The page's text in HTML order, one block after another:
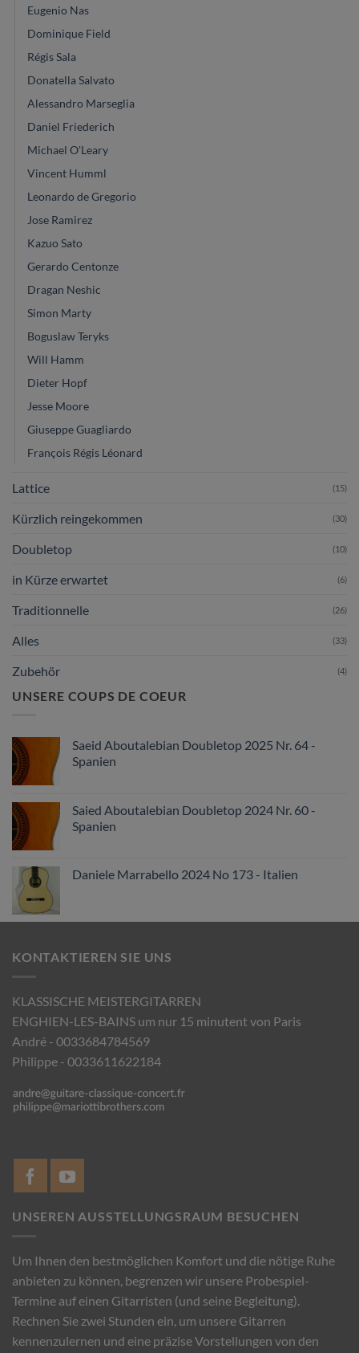
Eugenio Nas
Dominique Field
Régis Sala
Donatella Salvato
Alessandro Marseglia
Daniel Friederich
Michael O'Leary
Vincent Humml
Leonardo de Gregorio
Jose Ramirez
Kazuo Sato
Gerardo Centonze
Dragan Neshic
Simon Marty
Boguslaw Teryks
Will Hamm
Dieter Hopf
Jesse Moore
Giuseppe Guagliardo
François Régis Léonard
Lattice (15)
Kürzlich reingekommen (30)
Doubletop (10)
in Kürze erwartet (6)
Traditionnelle (26)
Alles (33)
Zubehör (4)
UNSERE COUPS DE COEUR
Saeid Aboutalebian Doubletop 2025 Nr. 64 -
Spanien
Saied Aboutalebian Doubletop 2024 Nr. 60 -
Spanien
Daniele Marrabello 2024 No 173 - Italien
KONTAKTIEREN SIE UNS
KLASSISCHE MEISTERGITARREN
ENGHIEN-LES-BAINS um nur 15 minutent von Paris
André - 0033684784569
Philippe - 0033611622184
UNSEREN AUSSTELLUNGSRAUM BESUCHEN
Um Ihnen den bestmöglichen Komfort und die nötige Ruhe
anbieten zu können, begrenzen wir unsere Probespiel-
Termine auf einen Gitarristen (und seine Begleitung).
Rechnen Sie zwei Stunden ein, um unsere Gitarren
kennenzulernen und eine präzise Vorstellungen von den